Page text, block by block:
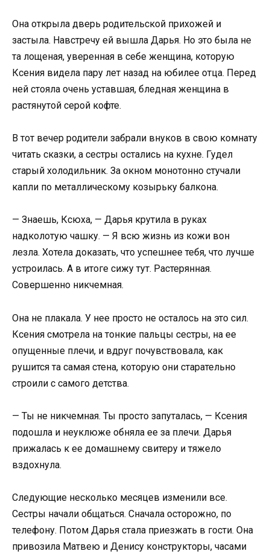
Она открыла дверь родительской прихожей и
застыла. Навстречу ей вышла Дарья. Но это была не
та лощеная, уверенная в себе женщина, которую
Ксения видела пару лет назад на юбилее отца. Перед
ней стояла очень уставшая, бледная женщина в
растянутой серой кофте.
В тот вечер родители забрали внуков в свою комнату
читать сказки, а сестры остались на кухне. Гудел
старый холодильник. За окном монотонно стучали
капли по металлическому козырьку балкона.
— Знаешь, Ксюха, — Дарья крутила в руках
надколотую чашку. — Я всю жизнь из кожи вон
лезла. Хотела доказать, что успешнее тебя, что лучше
устроилась. А в итоге сижу тут. Растерянная.
Совершенно никчемная.
Она не плакала. У нее просто не осталось на это сил.
Ксения смотрела на тонкие пальцы сестры, на ее
опущенные плечи, и вдруг почувствовала, как
рушится та самая стена, которую они старательно
строили с самого детства.
— Ты не никчемная. Ты просто запуталась, — Ксения
подошла и неуклюже обняла ее за плечи. Дарья
прижалась к ее домашнему свитеру и тяжело
вздохнула.
Следующие несколько месяцев изменили все.
Сестры начали общаться. Сначала осторожно, по
телефону. Потом Дарья стала приезжать в гости. Она
привозила Матвею и Денису конструкторы, часами